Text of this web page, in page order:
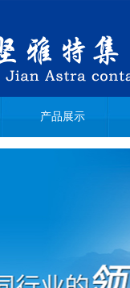
产品展示